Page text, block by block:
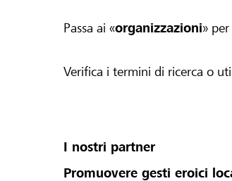
Passa ai «organizzazioni»
Verifica i termini di ricerca o
I nostri partner
Promuovere gesti eroici